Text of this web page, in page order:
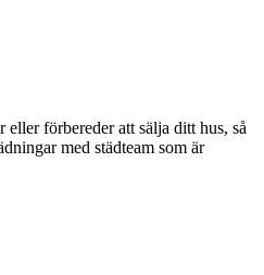
förbereder att sälja ditt hus, så
med städteam som är